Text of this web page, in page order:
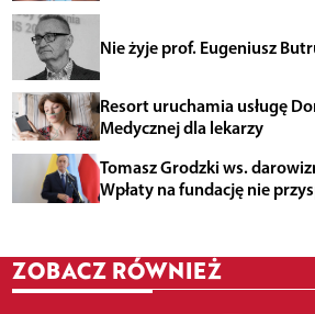
Nie żyje prof. Eugeniusz
Resort uruchamia usługę
Medycznej dla lekarzy
Tomasz Grodzki ws.
Wpłaty na fundację nie
ZOBACZ RÓWNIEŻ